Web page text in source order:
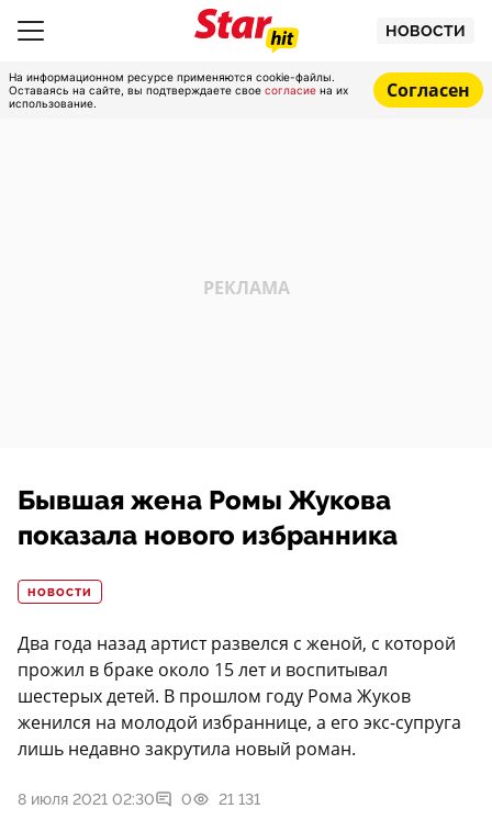
НОВОСТИ
На информационном ресурсе применяются cookie-файлы.
Оставаясь на сайте, вы подтверждаете свое согласие на их
использование.
Согласен
Бывшая жена Ромы Жукова
показала нового избранника
НОВОСТИ
Два года назад артист развелся с женой, с которой
прожил в браке около 15 лет и воспитывал
шестерых детей. В прошлом году Рома Жуков
женился на молодой избраннице, а его экс-супруга
лишь недавно закрутила новый роман.
8 июля 2021 02:30 0 21 131